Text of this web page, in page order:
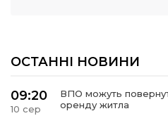
ОСТАННІ НОВИНИ
09:20
10 сер
ВПО можуть
оренду житла